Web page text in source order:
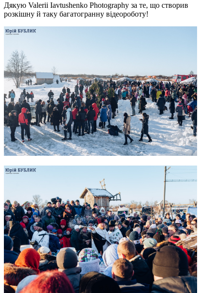
Дякую Valerii Iavtushenko Photography за те, що створив
розкішну й таку багатогранну відеороботу!